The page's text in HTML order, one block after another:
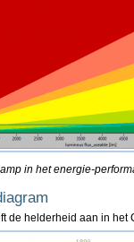
in het energie-
de helderheid aan in het